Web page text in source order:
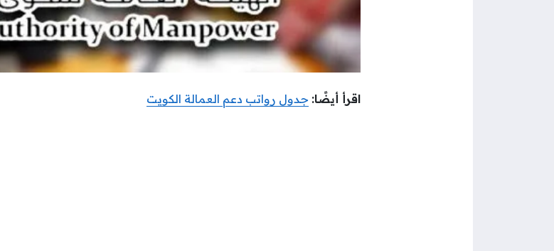
اقرأ أيضًا: جدول رواتب دعم العمالة الكويت